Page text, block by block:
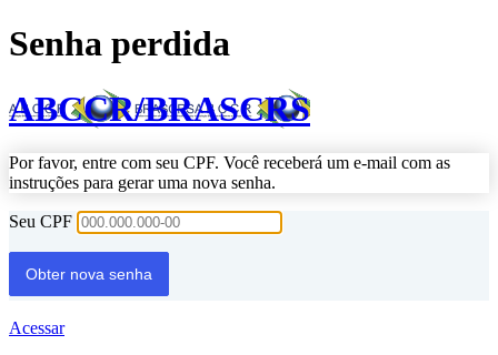
Senha perdida
ABCCR/BRASCRS
Por favor, entre com seu CPF. Você receberá um e-mail com as
instruções para gerar uma nova senha.
Seu CPF
Acessar